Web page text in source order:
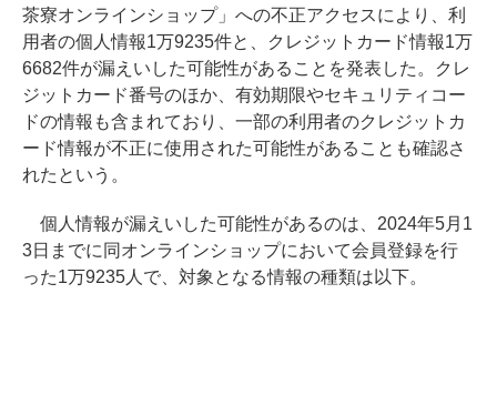
茶寮オンラインショップ」への不正アクセスにより、利
用者の個人情報1万9235件と、クレジットカード情報1万
6682件が漏えいした可能性があることを発表した。クレ
ジットカード番号のほか、有効期限やセキュリティコー
ドの情報も含まれており、一部の利用者のクレジットカ
ード情報が不正に使用された可能性があることも確認さ
れたという。
個人情報が漏えいした可能性があるのは、2024年5月1
3日までに同オンラインショップにおいて会員登録を行
った1万9235人で、対象となる情報の種類は以下。